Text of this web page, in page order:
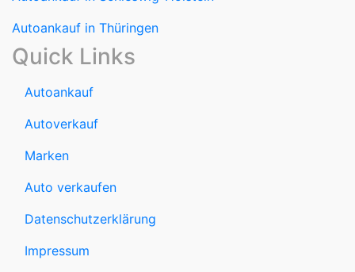
Quick Links
Autoankauf
Autoverkauf
Marken
Auto verkaufen
Datenschutzerklärung
Impressum